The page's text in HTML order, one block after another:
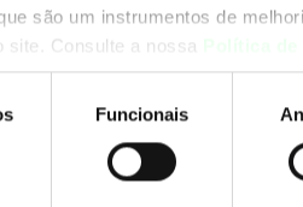
são um instrumentos de
site. Consulte a nossa
Funcionais